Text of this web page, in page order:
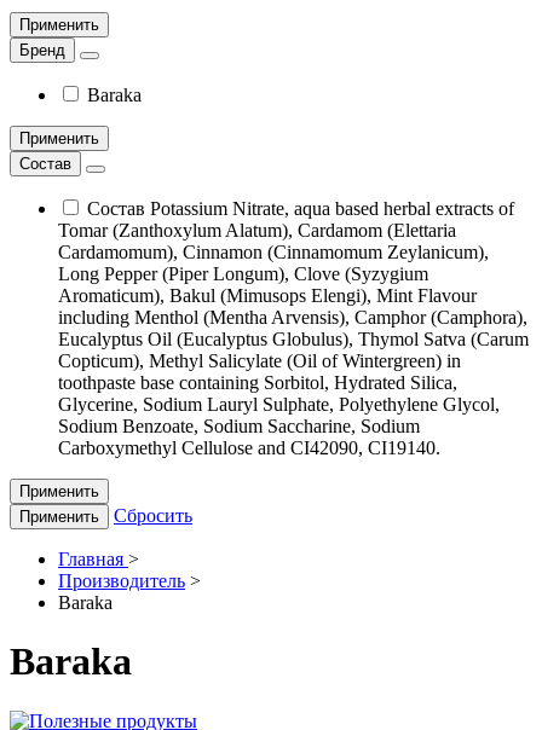
Применить
Бренд
Baraka
Применить
Состав
Состав Potassium Nitrate, aqua based herbal extracts of
Tomar (Zanthoxylum Alatum), Cardamom (Elettaria
Cardamomum), Cinnamon (Cinnamomum Zeylanicum),
Long Pepper (Piper Longum), Clove (Syzygium
Aromaticum), Bakul (Mimusops Elengi), Mint Flavour
including Menthol (Mentha Arvensis), Camphor (Camphora),
Eucalyptus Oil (Eucalyptus Globulus), Thymol Satva (Carum
Copticum), Methyl Salicylate (Oil of Wintergreen) in
toothpaste base containing Sorbitol, Hydrated Silica,
Glycerine, Sodium Lauryl Sulphate, Polyethylene Glycol,
Sodium Benzoate, Sodium Saccharine, Sodium
Carboxymethyl Cellulose and CI42090, CI19140.
Применить
Применить
Сбросить
Главная >
Производитель >
Baraka
Baraka